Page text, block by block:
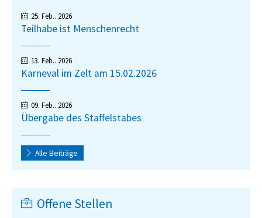
Gärtner
Schreinerei
Wäscherei
BIAP
Ausgleichsabgabe
25. Feb.. 2026
Teilhabe ist Menschenrecht
13. Feb.. 2026
Karneval im Zelt am 15.02.2026
09. Feb.. 2026
Übergabe des Staffelstabes
Alle Beiträge
Offene Stellen